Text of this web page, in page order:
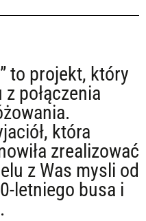
to projekt, który
połączenia
która
zrealizować
z Was mysli od
letniego busa i